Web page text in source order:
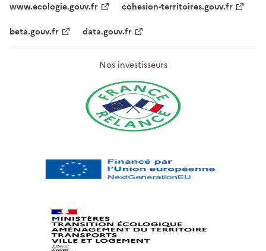
www.ecologie.gouv.fr
cohesion-territoires.gouv.fr
beta.gouv.fr
data.gouv.fr
Nos investisseurs